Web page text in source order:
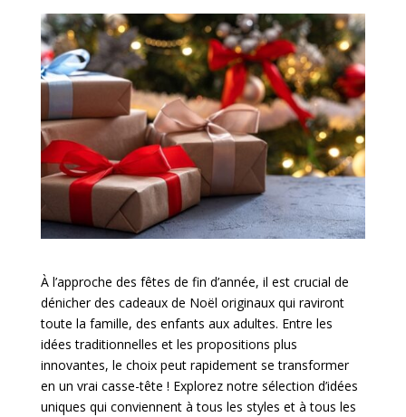
À l’approche des fêtes de fin d’année, il est crucial de
dénicher des cadeaux de Noël originaux qui raviront
toute la famille, des enfants aux adultes. Entre les
idées traditionnelles et les propositions plus
innovantes, le choix peut rapidement se transformer
en un vrai casse-tête ! Explorez notre sélection d’idées
uniques qui conviennent à tous les styles et à tous les